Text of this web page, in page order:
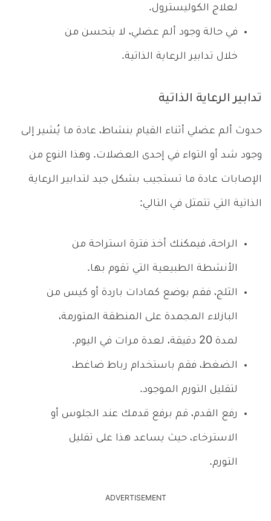
لعلاج الكوليسترول.
في حالة وجود ألم عضلي، لا يتحسن من
خلال تدابير الرعاية الذاتية.
تدابير الرعاية الذاتية
حدوث ألم عضلي أثناء القيام بنشاط، عادة ما يُشير إلى
وجود شد أو التواء في إحدى العضلات. وهذا النوع من
الإصابات عادة ما تستجيب بشكل جيد لتدابير الرعاية
الذاتية التي تتمثل في التالي:
الراحة، فيمكنك أخذ فترة استراحة من
الأنشطة الطبيعية التي تقوم بها.
الثلج، فقم بوضع كمادات باردة أو كيس من
البازلاء المجمدة على المنطقة المتورمة،
لمدة 20 دقيقة، لعدة مرات في اليوم.
الضغط، فقم باستخدام رباط ضاغط،
لتقليل التورم الموجود.
رفع القدم، قم برفع قدمك عند الجلوس أو
الاسترخاء، حيث يساعد هذا على تقليل
التورم.
ADVERTISEMENT